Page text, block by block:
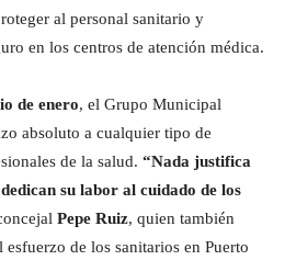
al personal sanitario y
en los centros de atención médica.
de enero, el Grupo Municipal
absoluto a cualquier tipo de
de la salud. “Nada justifica
su labor al cuidado de los
Pepe Ruiz, quien también
de los sanitarios en Puerto